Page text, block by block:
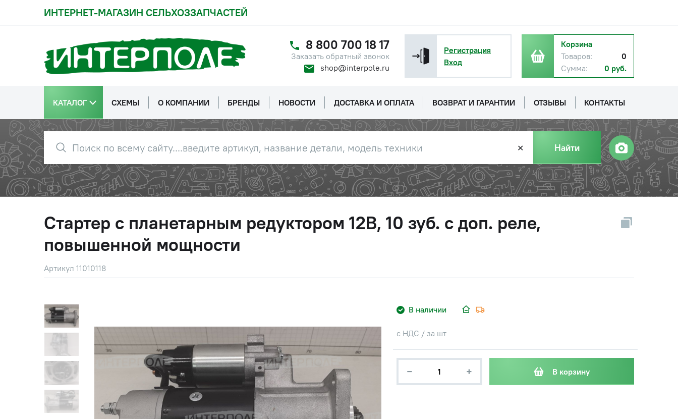
ИНТЕРНЕТ-МАГАЗИН СЕЛЬХОЗЗАПЧАСТЕЙ
8 800 700 18 17
Заказать обратный звонок
shop@interpole.ru
Регистрация
Вход
Корзина
Товаров:
0
Сумма:
0 руб.
КАТАЛОГ СХЕМЫ О КОМПАНИИ БРЕНДЫ НОВОСТИ ДОСТАВКА И ОПЛАТА ВОЗВРАТ И ГАРАНТИИ ОТЗЫВЫ КОНТАКТЫ
✕ Найти
Стартер с планетарным редуктором 12В, 10 зуб. с доп. реле,
повышенной мощности
Артикул 11010118
В наличии
с НДС / за шт
− + В корзину